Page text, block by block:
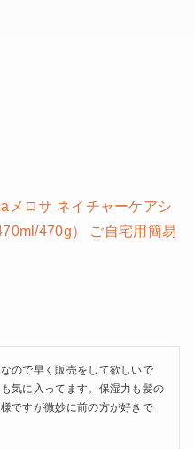
メロサ ネイチャーケアシ
470g） ご自宅用簡易
ので早く販売をして欲しいで
気に入ってます。保湿力も髪の
ですが微妙に前の方が好きで